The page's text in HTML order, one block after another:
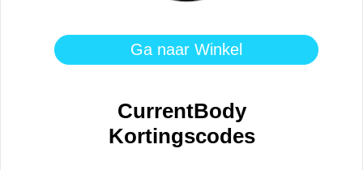
Ga naar Winkel
CurrentBody
Kortingscodes